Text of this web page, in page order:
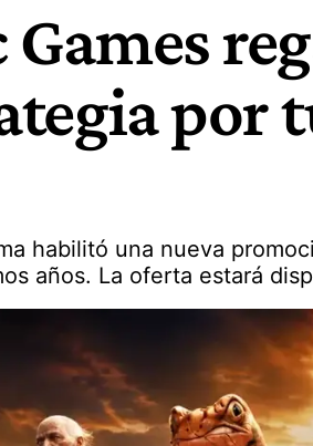
Games
por
habilitó una nueva
años. La oferta estará